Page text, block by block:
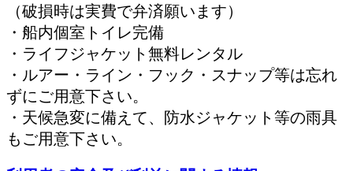
（破損時は実費で弁済願います）
・船内個室トイレ完備
・ライフジャケット無料レンタル
・ルアー・ライン・フック・スナップ等は忘れ
ずにご用意下さい。
・天候急変に備えて、防水ジャケット等の雨具
もご用意下さい。